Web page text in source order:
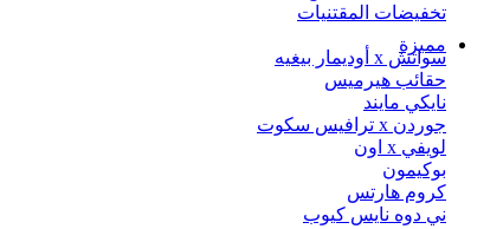
تخفيضات المقتنيات
مميزة
سواتش x أوديمار بيغيه
حقائب هيرميس
نايكي مايند
جوردن x ترافيس سكوت
لويفي x اون
بوكيمون
كروم هارتس
ني دوه نايس كيوب